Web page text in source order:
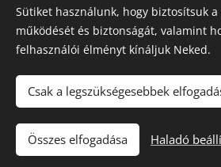
Kosárba
Sütik
Sütiket használunk, hogy biztosítsuk
működését és biztonságát, valamint
felhasználói élményt kínáljuk Neked.
Csak a legszükségesebbek
Összes elfogadása Haladó